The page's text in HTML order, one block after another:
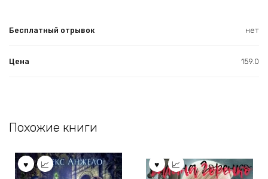
Бесплатный отрывок нет
Цена 159.0
Похожие книги